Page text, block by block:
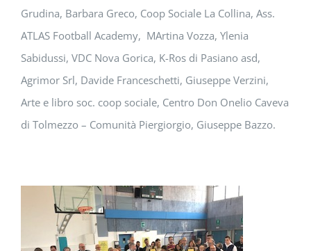
Grudina, Barbara Greco, Coop Sociale La Collina, Ass.
ATLAS Football Academy, MArtina Vozza, Ylenia
Sabidussi, VDC Nova Gorica, K-Ros di Pasiano asd,
Agrimor Srl, Davide Franceschetti, Giuseppe Verzini,
Arte e libro soc. coop sociale, Centro Don Onelio Caveva
di Tolmezzo – Comunità Piergiorgio, Giuseppe Bazzo.